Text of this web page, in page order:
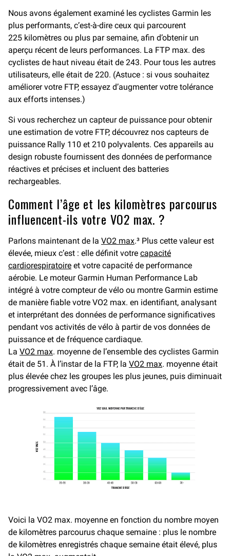
Nous avons également examiné les cyclistes Garmin les
plus performants, c’est-à-dire ceux qui parcourent
225 kilomètres ou plus par semaine, afin d’obtenir un
aperçu récent de leurs performances. La FTP max. des
cyclistes de haut niveau était de 243. Pour tous les autres
utilisateurs, elle était de 220. (Astuce : si vous souhaitez
améliorer votre FTP, essayez d’augmenter votre tolérance
aux efforts intenses.)
Si vous recherchez un capteur de puissance pour obtenir
une estimation de votre FTP, découvrez nos capteurs de
puissance Rally 110 et 210 polyvalents. Ces appareils au
design robuste fournissent des données de performance
réactives et précises et incluent des batteries
rechargeables.
Comment l’âge et les kilomètres parcourus
influencent-ils votre VO2 max. ?
Parlons maintenant de la VO2 max.³ Plus cette valeur est
élevée, mieux c’est : elle définit votre capacité
cardiorespiratoire et votre capacité de performance
aérobie. Le moteur Garmin Human Performance Lab
intégré à votre compteur de vélo ou montre Garmin estime
de manière fiable votre VO2 max. en identifiant, analysant
et interprétant des données de performance significatives
pendant vos activités de vélo à partir de vos données de
puissance et de fréquence cardiaque.
La VO2 max. moyenne de l’ensemble des cyclistes Garmin
était de 51. À l’instar de la FTP, la VO2 max. moyenne était
plus élevée chez les groupes les plus jeunes, puis diminuait
progressivement avec l’âge.
Voici la VO2 max. moyenne en fonction du nombre moyen
de kilomètres parcourus chaque semaine : plus le nombre
de kilomètres enregistrés chaque semaine était élevé, plus